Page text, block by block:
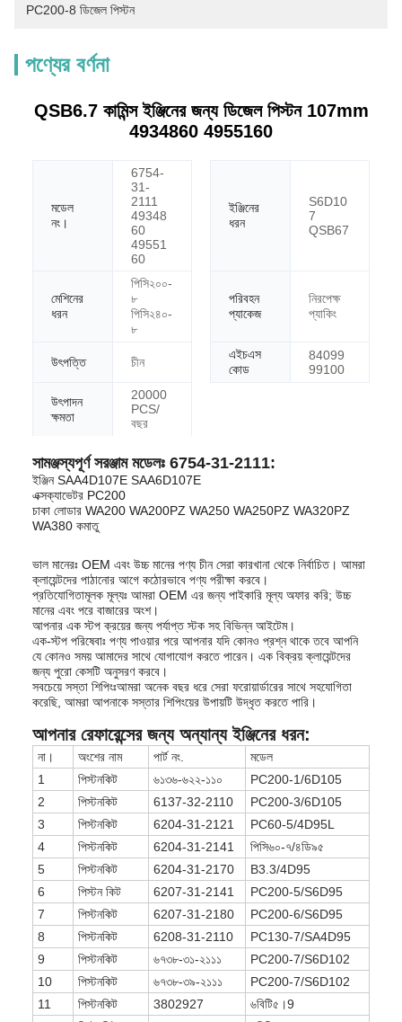
PC200-8 ডিজেল পিস্টন
পণ্যের বর্ণনা
QSB6.7 কামিন্স ইঞ্জিনের জন্য ডিজেল পিস্টন 107mm
4934860 4955160
মডেল
নং।
6754-
31-
2111
49348
60
49551
60
ইঞ্জিনের
ধরন
S6D10
7
QSB67
মেশিনের
ধরন
পিসি২০০-
৮
পিসি২৪০-
৮
পরিবহন
প্যাকেজ
নিরপেক্ষ
প্যাকিং
উৎপত্তি চীন
এইচএস
কোড
84099
99100
উৎপাদন
ক্ষমতা
20000
PCS/
বছর
সামঞ্জস্যপূর্ণ সরঞ্জাম মডেলঃ 6754-31-2111:
ইঞ্জিন SAA4D107E SAA6D107E
এক্সক্যাভেটর PC200
চাকা লোডার WA200 WA200PZ WA250 WA250PZ WA320PZ
WA380 কমাতু
ভাল মানেরঃ OEM এবং উচ্চ মানের পণ্য চীন সেরা কারখানা থেকে নির্বাচিত। আমরা
ক্লায়েন্টদের পাঠানোর আগে কঠোরভাবে পণ্য পরীক্ষা করবে।
প্রতিযোগিতামূলক মূল্যঃ আমরা OEM এর জন্য পাইকারি মূল্য অফার করি; উচ্চ
মানের এবং পরে বাজারের অংশ।
আপনার এক স্টপ ক্রয়ের জন্য পর্যাপ্ত স্টক সহ বিভিন্ন আইটেম।
এক-স্টপ পরিষেবাঃ পণ্য পাওয়ার পরে আপনার যদি কোনও প্রশ্ন থাকে তবে আপনি
যে কোনও সময় আমাদের সাথে যোগাযোগ করতে পারেন। এক বিক্রয় ক্লায়েন্টদের
জন্য পুরো কেসটি অনুসরণ করবে।
সবচেয়ে সস্তা শিপিংঃআমরা অনেক বছর ধরে সেরা ফরোয়ার্ডারের সাথে সহযোগিতা
করেছি, আমরা আপনাকে সস্তার শিপিংয়ের উপায়টি উদ্ধৃত করতে পারি।
আপনার রেফারেন্সের জন্য অন্যান্য ইঞ্জিনের ধরন:
না। অংশের নাম পার্ট নং.
মডেল
1
পিস্টনকিট ৬১৩৬-৬২২-১১০
PC200-1/6D105
2
পিস্টনকিট 6137-32-2110
PC200-3/6D105
3
পিস্টনকিট 6204-31-2121
PC60-5/4D95L
4
পিস্টনকিট 6204-31-2141
পিসি৬০-৭/৪ডি৯৫
5
পিস্টনকিট 6204-31-2170
B3.3/4D95
6
পিস্টন কিট 6207-31-2141
PC200-5/S6D95
7
পিস্টনকিট 6207-31-2180
PC200-6/S6D95
8
পিস্টনকিট 6208-31-2110
PC130-7/SA4D95
9
পিস্টনকিট ৬৭৩৮-৩১-২১১১
PC200-7/S6D102
10
পিস্টনকিট ৬৭৩৮-৩৯-২১১১
PC200-7/S6D102
11
পিস্টনকিট 3802927
৬বিটি৫।9